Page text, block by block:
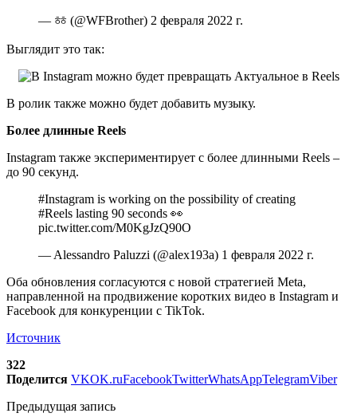
— ㆅ (@WFBrother) 2 февраля 2022 г.
Выглядит это так:
В ролик также можно будет добавить музыку.
Более длинные Reels
Instagram также экспериментирует с более длинными Reels –
до 90 секунд.
#Instagram is working on the possibility of creating
#Reels lasting 90 seconds 👀
pic.twitter.com/M0KgJzQ90O
— Alessandro Paluzzi (@alex193a) 1 февраля 2022 г.
Оба обновления согласуются с новой стратегией Meta,
направленной на продвижение коротких видео в Instagram и
Facebook для конкуренции с TikTok.
Источник
322
Поделится VKOK.ruFacebookTwitterWhatsAppTelegramViber
Предыдущая запись